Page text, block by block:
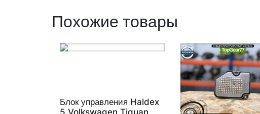
Похожие товары
Блок управления Haldex
5 Volkswagen Tiguan